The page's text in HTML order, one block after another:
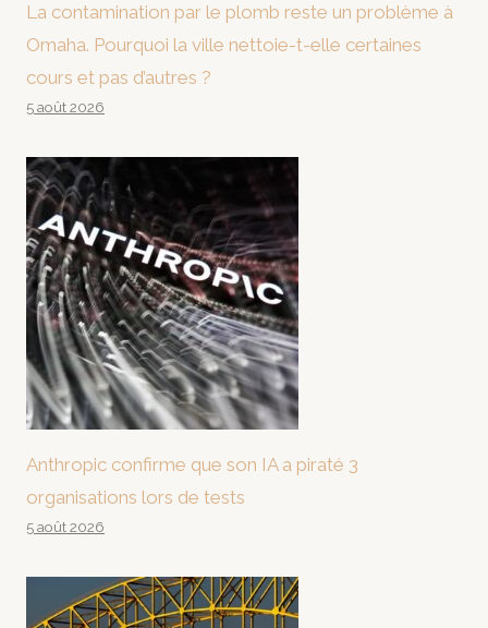
La contamination par le plomb reste un problème à
Omaha. Pourquoi la ville nettoie-t-elle certaines
cours et pas d’autres ?
5 août 2026
Anthropic confirme que son IA a piraté 3
organisations lors de tests
5 août 2026